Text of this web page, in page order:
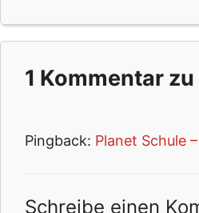
1 Kommentar zu
Pingback: Planet Schule
Schreibe einen